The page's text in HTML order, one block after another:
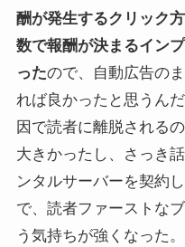
酬が発生するクリック
数で報酬が決まるイン
ったので、自動広告の
れば良かったと思うん
因で読者に離脱される
大きかったし、さっき
ンタルサーバーを契約
で、読者ファーストな
う気持ちが強くなった。